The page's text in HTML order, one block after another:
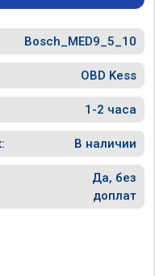
Bosch_MED9_5_10
OBD Kess
1-2 часа
В наличии
Да, без
доплат